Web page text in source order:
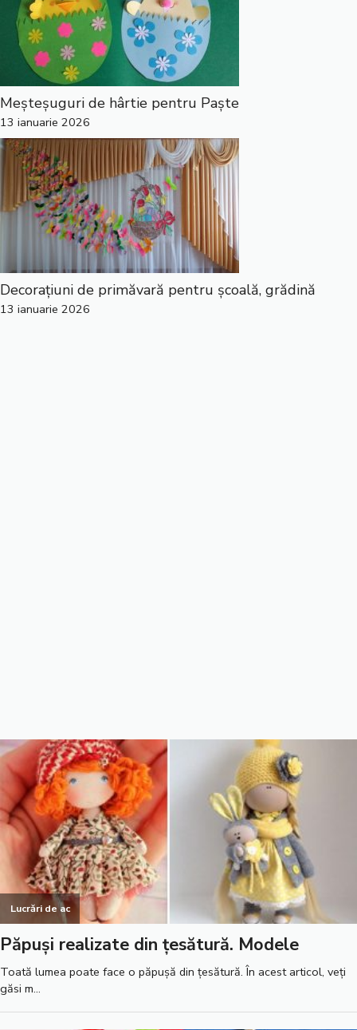
Meșteșuguri de hârtie pentru Paște
13 ianuarie 2026
Decorațiuni de primăvară pentru școală, grădină
13 ianuarie 2026